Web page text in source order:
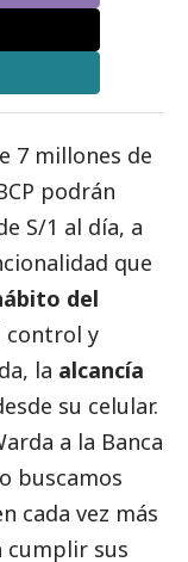
7 millones de
podrán
S/1 al día, a
que
del
control y
, la alcancía
su celular.
a la Banca
buscamos
cada vez más
cumplir sus